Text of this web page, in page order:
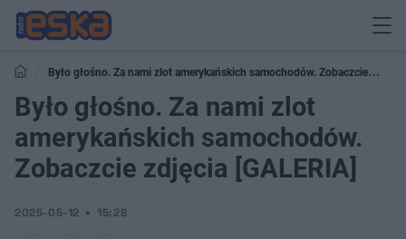
Było głośno. Za nami zlot amerykańskich samochodów. Zobaczcie
zdjęcia [GALERIA]
Było głośno. Za nami zlot
amerykańskich samochodów.
Zobaczcie zdjęcia [GALERIA]
2025-05-12 15:28